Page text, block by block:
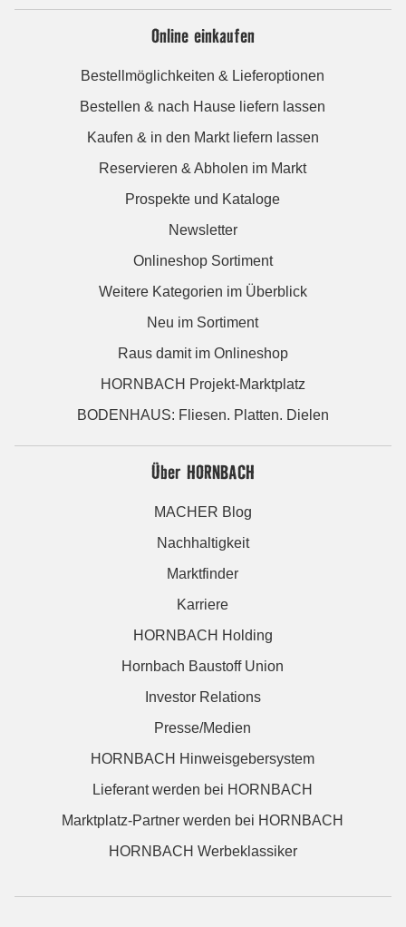
Online einkaufen
Bestellmöglichkeiten & Lieferoptionen
Bestellen & nach Hause liefern lassen
Kaufen & in den Markt liefern lassen
Reservieren & Abholen im Markt
Prospekte und Kataloge
Newsletter
Onlineshop Sortiment
Weitere Kategorien im Überblick
Neu im Sortiment
Raus damit im Onlineshop
HORNBACH Projekt-Marktplatz
BODENHAUS: Fliesen. Platten. Dielen
Über HORNBACH
MACHER Blog
Nachhaltigkeit
Marktfinder
Karriere
HORNBACH Holding
Hornbach Baustoff Union
Investor Relations
Presse/Medien
HORNBACH Hinweisgebersystem
Lieferant werden bei HORNBACH
Marktplatz-Partner werden bei HORNBACH
HORNBACH Werbeklassiker